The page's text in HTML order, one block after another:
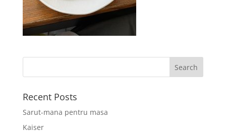
Recent Posts
Sarut-mana pentru masa
Kaiser